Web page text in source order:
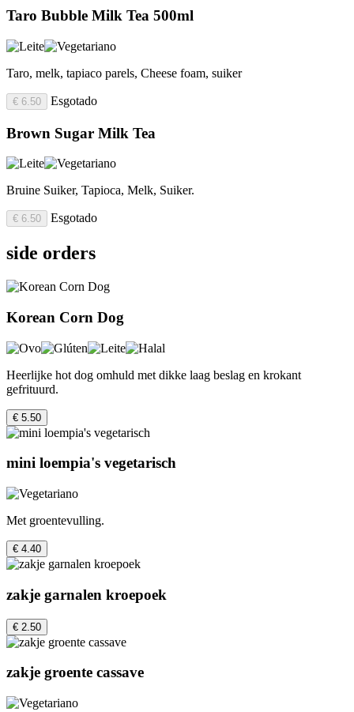
Taro Bubble Milk Tea 500ml
Taro, melk, tapiaco parels, Cheese foam, suiker
€ 6.50 Esgotado
Brown Sugar Milk Tea
Bruine Suiker, Tapioca, Melk, Suiker.
€ 6.50 Esgotado
side orders
Korean Corn Dog
Heerlijke hot dog omhuld met dikke laag beslag en krokant
gefrituurd.
€ 5.50
mini loempia's vegetarisch
Met groentevulling.
€ 4.40
zakje garnalen kroepoek
€ 2.50
zakje groente cassave